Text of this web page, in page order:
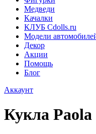
Медведи
Качалки
КЛУБ Cdolls.ru
Модели
Декор
Акции
Помощь
Блог
Аккаунт
Кукла